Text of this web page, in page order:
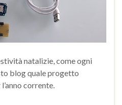
natalizie, come ogni
blog quale progetto
corrente.